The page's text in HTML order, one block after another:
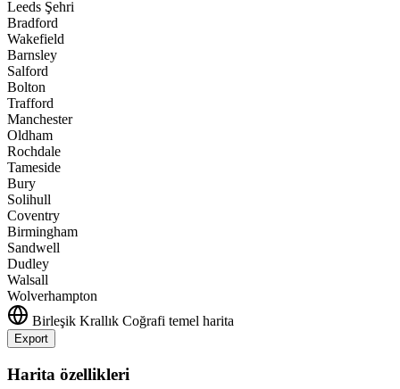
Leeds Şehri
Bradford
Wakefield
Barnsley
Salford
Bolton
Trafford
Manchester
Oldham
Rochdale
Tameside
Bury
Solihull
Coventry
Birmingham
Sandwell
Dudley
Walsall
Wolverhampton
Birleşik Krallık Coğrafi temel harita
Export
+
Harita özellikleri